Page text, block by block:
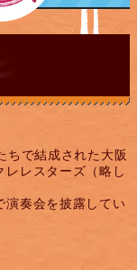
ちで結成された大阪
レレスターズ（略し
演奏会を披露してい